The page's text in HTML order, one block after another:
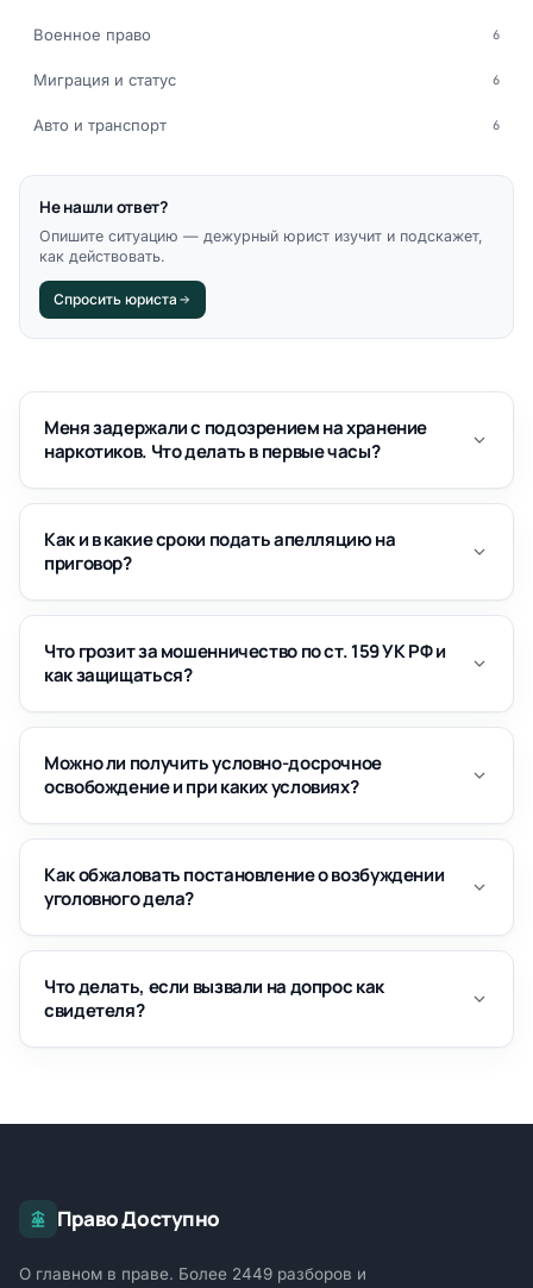
Военное право 6
Миграция и статус 6
Авто и транспорт 6
Не нашли ответ?
Опишите ситуацию — дежурный юрист изучит и подскажет,
как действовать.
Спросить юриста
Меня задержали с подозрением на хранение
наркотиков. Что делать в первые часы?
Как и в какие сроки подать апелляцию на
приговор?
Что грозит за мошенничество по ст. 159 УК РФ и
как защищаться?
Можно ли получить условно-досрочное
освобождение и при каких условиях?
Как обжаловать постановление о возбуждении
уголовного дела?
Что делать, если вызвали на допрос как
свидетеля?
Право Доступно
О главном в праве. Более 2449 разборов и